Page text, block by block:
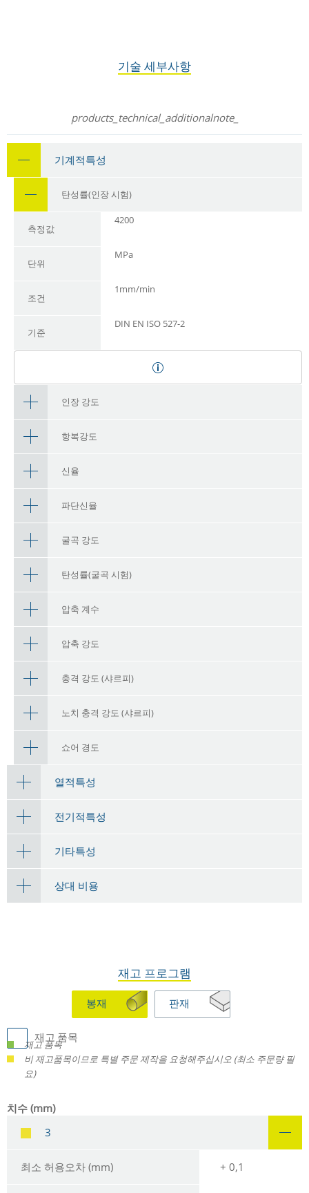
기술 세부사항
products_technical_additionalnote_
기계적특성
탄성률(인장 시험)
측정값
4200
단위
MPa
조건
1mm/min
기준
DIN EN ISO 527-2
인장 강도
항복강도
신율
파단신율
굴곡 강도
탄성률(굴곡 시험)
압축 계수
압축 강도
충격 강도 (샤르피)
노치 충격 강도 (샤르피)
쇼어 경도
열적특성
전기적특성
기타특성
상대 비용
재고 프로그램
봉재 판재
재고 품목
재고 품목
비 재고품목이므로 특별 주문 제작을 요청해주십시오 (최소 주문량 필
요)
치수 (mm)
3
최소 허용오차 (mm) + 0,1